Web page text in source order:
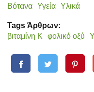
Βότανα Υγεία Υλικά
Tags Άρθρων:
βιταμίνη Κ
φολικό οξύ